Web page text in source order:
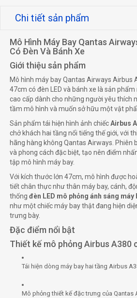
Chi tiết sản phẩm
Mô Hình Máy Bay Qantas
Có Đèn Và Bánh Xe
Giới thiệu sản phẩm
Mô hình máy bay Qantas Airways Airbus
47cm có đèn LED và bánh xe là sản
cao cấp dành cho những người yêu thích
tầm mô hình và muốn sở hữu một vật
Sản phẩm tái hiện hình ảnh chiếcAirbus
chở khách hai tầng nổi tiếng thế giới, với
hãng hàng không Qantas Airways. Phiên
và phong cách đặc biệt, tạo nên điểm
tập mô hình máy bay.
Với kích thước lớn 47cm, mô hình được
tiết chân thực như thân máy bay, cánh,
thống đèn LED mô phỏng ánh sáng máy
như một chiếc máy bay thật đang hiện
trưng bày.
Đặc điểm nổi bật
Thiết kế mô phỏng Airbus A380
Tái hiện dòng máy bay hai tầng Airbus
Mô phỏng thiết kế đặc trưng của Qantas